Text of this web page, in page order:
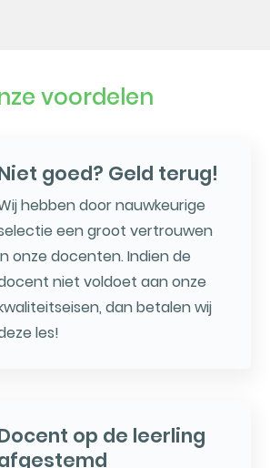
voordelen
goed? Geld terug!
hebben door nauwkeurige
een groot vertrouwen
onze docenten. Indien de
niet voldoet aan onze
dan betalen wij
les!
op de leerling